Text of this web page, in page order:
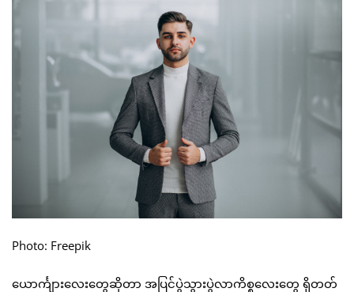
Photo: Freepik
ယောင်္ကျားလေးတွေဆိုတာ အပြင်ပွဲသွားပွဲလာကိစ္စလေးတွေ ရှိတတ်